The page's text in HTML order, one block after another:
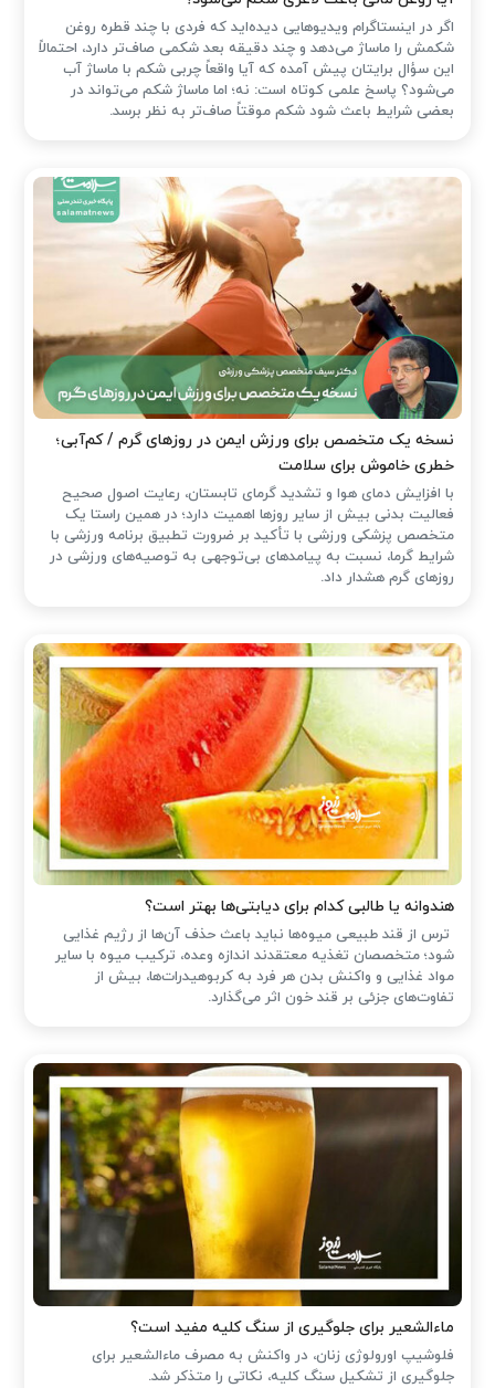
اگر در اینستاگرام ویدیوهایی دیده‌اید که فردی با چند قطره روغن
شکمش را ماساژ می‌دهد و چند دقیقه بعد شکمی صاف‌تر دارد، احتمالاً
این سؤال برایتان پیش آمده که آیا واقعاً چربی شکم با ماساژ آب
می‌شود؟ پاسخ علمی کوتاه است: نه؛ اما ماساژ شکم می‌تواند در
بعضی شرایط باعث شود شکم موقتاً صاف‌تر به نظر برسد.
نسخه یک متخصص برای ورزش ایمن در روزهای گرم / کم‌آبی؛
خطری خاموش برای سلامت
با افزایش دمای هوا و تشدید گرمای تابستان، رعایت اصول صحیح
فعالیت بدنی بیش از سایر روزها اهمیت دارد؛ در همین راستا یک
متخصص پزشکی ورزشی با تأکید بر ضرورت تطبیق برنامه ورزشی با
شرایط گرما، نسبت به پیامدهای بی‌توجهی به توصیه‌های ورزشی در
روزهای گرم هشدار داد.
هندوانه یا طالبی کدام برای دیابتی‌ها بهتر است؟
ترس از قند طبیعی میوه‌ها نباید باعث حذف آن‌ها از رژیم غذایی
شود؛ متخصصان تغذیه معتقدند اندازه وعده، ترکیب میوه با سایر
مواد غذایی و واکنش بدن هر فرد به کربوهیدرات‌ها، بیش از
تفاوت‌های جزئی بر قند خون اثر می‌گذارد.
ماءالشعیر برای جلوگیری از سنگ کلیه مفید است؟
فلوشیپ اورولوژی زنان، در واکنش به مصرف ماءالشعیر برای
جلوگیری از تشکیل سنگ کلیه، نکاتی را متذکر شد.